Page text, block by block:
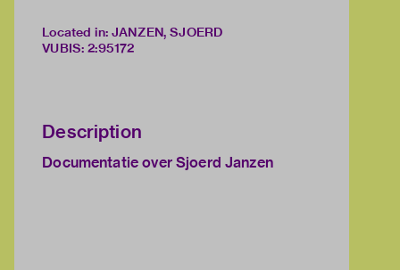
Located in: JANZEN, SJOERD
VUBIS: 2:95172
Description
Documentatie over Sjoerd Janzen